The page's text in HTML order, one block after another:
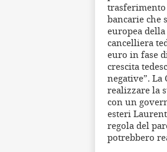
trasferimento
bancarie che
europea
cancelliera
euro in fase
crescita
negative”.
realizzare la
con un
esteri
regola del
potrebbero